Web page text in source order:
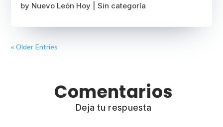
by Nuevo León Hoy |Sin categoría
« Older Entries
Comentarios
Deja tu respuesta